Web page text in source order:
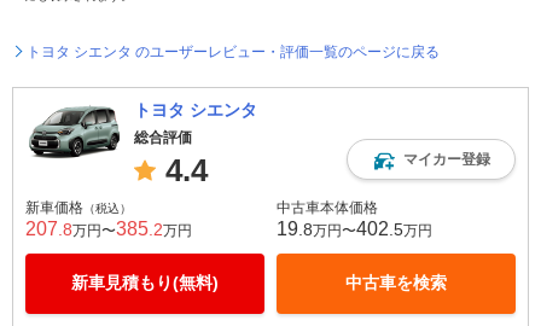
トヨタ シエンタ のユーザーレビュー・評価一覧のページに戻る
トヨタ シエンタ
総合評価
4.4 マイカー登録
新車価格 （税込）
207 .8万円〜385 .2万円
新車見積もり(無料)
中古車本体価格
19 .8万円〜402 .5万円
中古車を検索